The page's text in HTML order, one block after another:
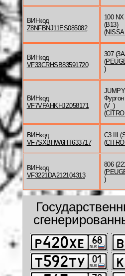
ВИНкод
Z8NFBNJ11ES085082
100 NX
(B13)
(
ВИНкод
VF33CRHSB83591720
307
(
)
ВИНкод
VF7VFAHKHJZ058171
JUMPY
Фургон
(V_)
(
ВИНкод
VF7SXBHW6HT633717
C3 III
(
ВИНкод
VF3221DA212104313
806
(
)